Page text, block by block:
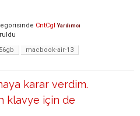
CntCgl Yardımcı
macbook-air-13
karar verdim.
klavye için de